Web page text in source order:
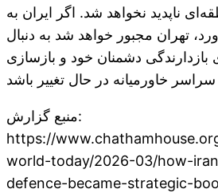
ناپدید نخواهد شد. اگر ایران به
تهران مجبور خواهد شد به دنبال
بازدارندگی دشمنان خود و بازسازی
منبع گزارش:
https://
world-today/2026-03/how-
defence-became-strategic-